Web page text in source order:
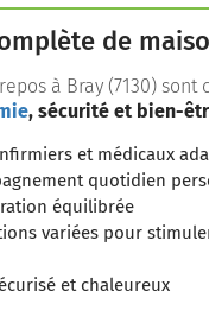
de
à Bray (7130) sont
, sécurité et bien-
et médicaux
quotidien
équilibrée
variées pour
et chaleureux